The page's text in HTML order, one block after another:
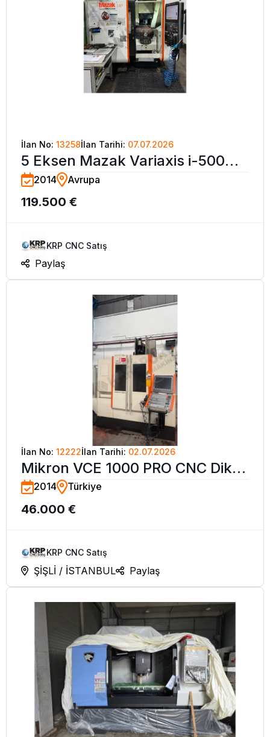
İlan No: 13258İlan Tarihi: 07.07.2026
5 Eksen Mazak Variaxis i-500
Simültane CNC İşleme Merkezi–
2014
2014 Avrupa
119.500 €
KRP CNC Satış
Paylaş
İlan No: 12222İlan Tarihi: 02.07.2026
Mikron VCE 1000 PRO CNC Dik
İşleme Merkezi-2014
2014 Türkiye
46.000 €
KRP CNC Satış
ŞİŞLİ / İSTANBUL Paylaş